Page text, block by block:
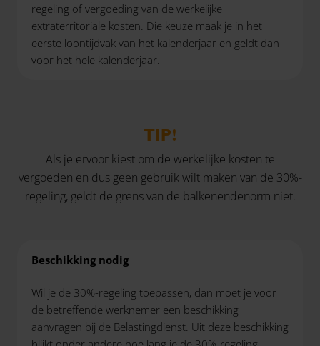
regeling of vergoeding van de werkelijke
extraterritoriale kosten. Die keuze maak je in het
eerste loontijdvak van het kalenderjaar en geldt dan
voor het hele kalenderjaar.
TIP!
Als je ervoor kiest om de werkelijke kosten te
vergoeden en dus geen gebruik wilt maken van de 30%-
regeling, geldt de grens van de balkenendenorm niet.
Beschikking nodig
Wil je de 30%-regeling toepassen, dan moet je voor
de betreffende werknemer een beschikking
aanvragen bij de Belastingdienst. Uit deze beschikking